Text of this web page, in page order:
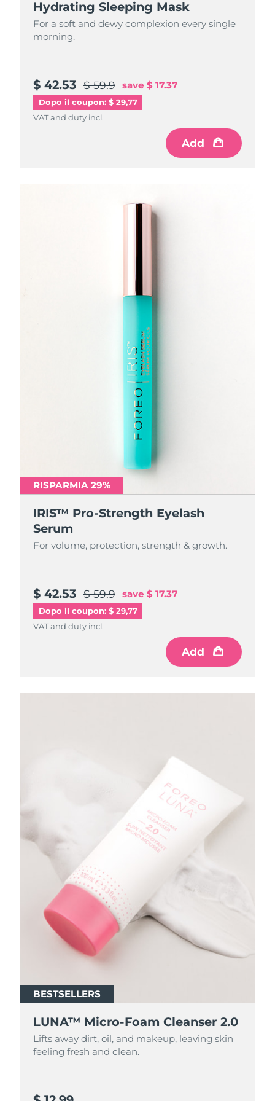
Hydrating Sleeping Mask
For a soft and dewy complexion every single
morning.
$ 42.53 $ 59.9 save $ 17.37
Dopo il coupon: $ 29,77
VAT and duty incl.
Add
RISPARMIA 29%
IRIS™ Pro-Strength Eyelash
Serum
For volume, protection, strength & growth.
$ 42.53 $ 59.9 save $ 17.37
Dopo il coupon: $ 29,77
VAT and duty incl.
Add
BESTSELLERS
LUNA™ Micro-Foam Cleanser 2.0
Lifts away dirt, oil, and makeup, leaving skin
feeling fresh and clean.
BESTSELLERS
LUNA™ Micro-Foam Cleanser 2.0
Lifts away dirt, oil, and makeup, leaving skin
feeling fresh and clean.